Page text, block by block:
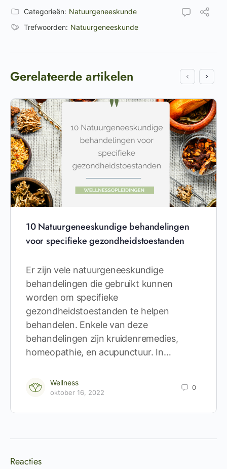
Categorieën: Natuurgeneeskunde
Trefwoorden: Natuurgeneeskunde
Gerelateerde artikelen
10 Natuurgeneeskundige behandelingen
voor specifieke gezondheidstoestanden
Er zijn vele natuurgeneeskundige
behandelingen die gebruikt kunnen
worden om specifieke
gezondheidstoestanden te helpen
behandelen. Enkele van deze
behandelingen zijn kruidenremedies,
homeopathie, en acupunctuur. In…
Wellness
oktober 16, 2022
0
Reacties